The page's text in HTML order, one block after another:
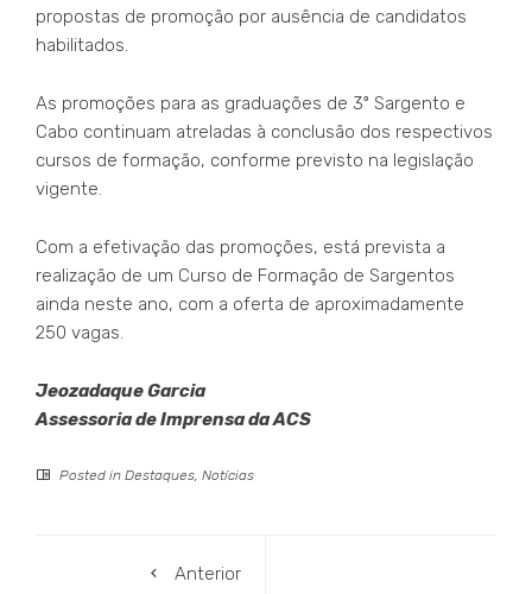
propostas de promoção por ausência de candidatos
habilitados.
As promoções para as graduações de 3º Sargento e
Cabo continuam atreladas à conclusão dos respectivos
cursos de formação, conforme previsto na legislação
vigente.
Com a efetivação das promoções, está prevista a
realização de um Curso de Formação de Sargentos
ainda neste ano, com a oferta de aproximadamente
250 vagas.
Jeozadaque Garcia
Assessoria de Imprensa da ACS
Posted in Destaques Notícias
Anterior